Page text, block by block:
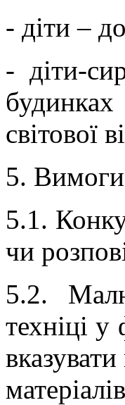
- діти –
- діти-
світової
5.
5.1.
чи
5.2.
техніці